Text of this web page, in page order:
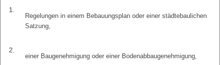
1.
Regelungen in einem Bebauungsplan oder einer städtebaulichen
Satzung,
2.
einer Baugenehmigung oder einer Bodenabbaugenehmigung,